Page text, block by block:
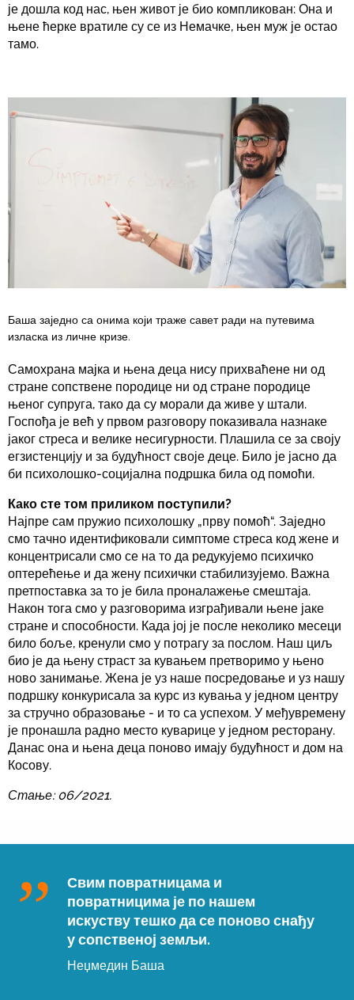
је дошла код нас, њен живот је био компликован: Она и
њене ћерке вратиле су се из Немачке, њен муж је остао
тамо.
Баша заједно са онима који траже савет ради на путевима
изласка из личне кризе.
Самохрана мајка и њена деца нису прихваћене ни од
стране сопствене породице ни од стране породице
њеног супруга, тако да су морали да живе у штали.
Госпођа је већ у првом разговору показивала назнаке
јаког стреса и велике несигурности. Плашила се за своју
егзистенцију и за будућност своје деце. Било је јасно да
би психолошко-социјална подршка била од помоћи.
Како сте том приликом поступили?
Најпре сам пружио психолошку „прву помоћ“. Заједно
смо тачно идентификовали симптоме стреса код жене и
концентрисали смо се на то да редукујемо психичко
оптерећење и да жену психички стабилизујемо. Важна
претпоставка за то је била проналажење смештаја.
Након тога смо у разговорима изграђивали њене јаке
стране и способности. Када јој је после неколико месеци
било боље, кренули смо у потрагу за послом. Наш циљ
био је да њену страст за кувањем претворимо у њено
ново занимање. Жена је уз наше посредовање и уз нашу
подршку конкурисала за курс из кувања у једном центру
за стручно образовање - и то са успехом. У међувремену
је пронашла радно место куварице у једном ресторану.
Данас она и њена деца поново имају будућност и дом на
Косову.
Стање: 06/2021.
Свим повратницама и
повратницима је по нашем
искуству тешко да се поново снађу
у сопственој земљи.
Неџмедин Баша